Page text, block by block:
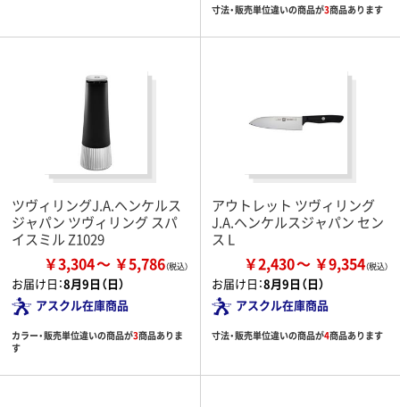
寸法・販売単位違いの商品が3商品あります
ツヴィリングJ.A.ヘンケルス
ジャパン ツヴィリング スパ
イスミル Z1029
￥3,304 ￥5,786
お届け日：8月9日（日）
アスクル在庫商品
カラー・販売単位違いの商品が3商品ありま
す
アウトレット ツヴィリング
J.A.ヘンケルスジャパン セン
ス L
￥2,430 ￥9,354
お届け日：8月9日（日）
アスクル在庫商品
寸法・販売単位違いの商品が4商品あります